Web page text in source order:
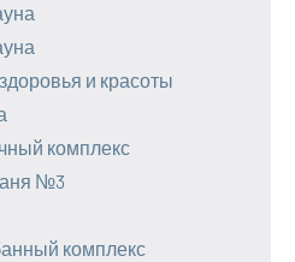
и красоты
комплекс
№3
комплекс